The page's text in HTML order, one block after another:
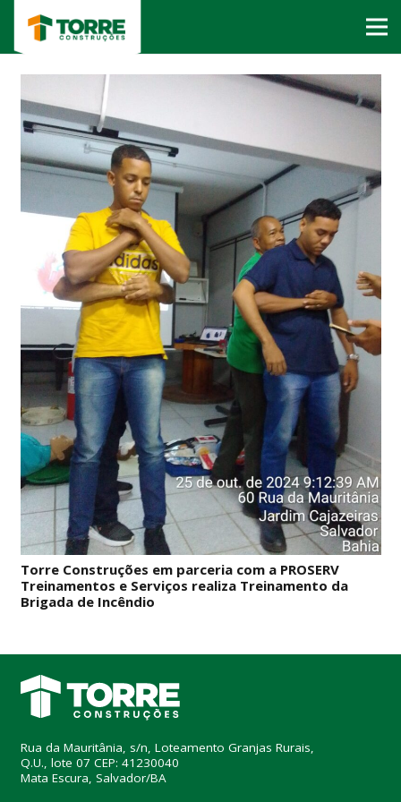
Torre Construções em parceria com a PROSERV
Treinamentos e Serviços realiza Treinamento da
Brigada de Incêndio
Rua da Mauritânia, s/n, Loteamento Granjas Rurais,
Q.U., lote 07 CEP: 41230040
Mata Escura, Salvador/BA